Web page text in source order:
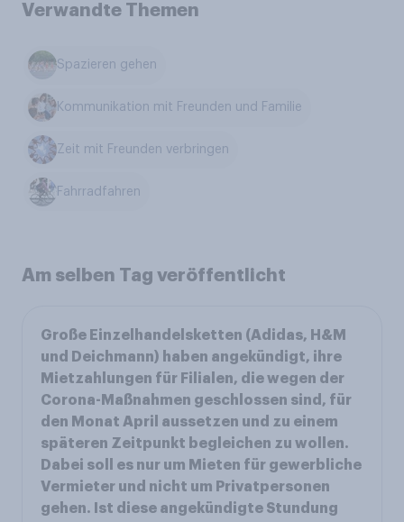
Verwandte Themen
Spazieren gehen
Kommunikation mit Freunden und Familie
Zeit mit Freunden verbringen
Fahrradfahren
Am selben Tag veröffentlicht
Große Einzelhandelsketten (Adidas, H&M
und Deichmann) haben angekündigt, ihre
Mietzahlungen für Filialen, die wegen der
Corona-Maßnahmen geschlossen sind, für
den Monat April aussetzen und zu einem
späteren Zeitpunkt begleichen zu wollen.
Dabei soll es nur um Mieten für gewerbliche
Vermieter und nicht um Privatpersonen
gehen. Ist diese angekündigte Stundung